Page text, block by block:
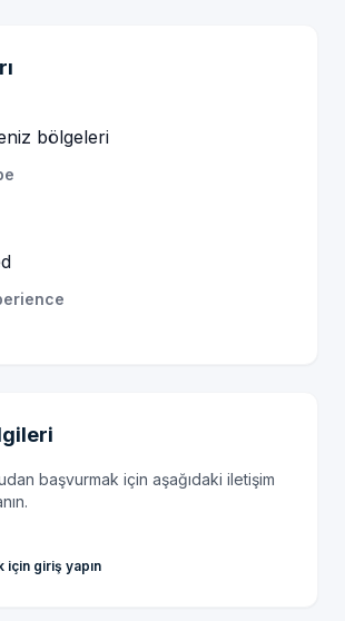
bölgeleri
başvurmak için aşağıdaki iletişim
için giriş yapın